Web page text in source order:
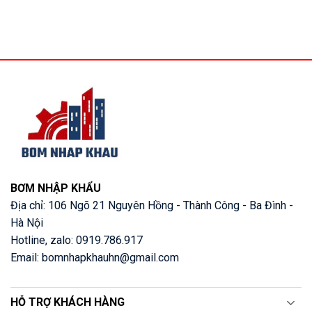
BƠM NHẬP KHẨU
Địa chỉ: 106 Ngõ 21 Nguyên Hồng - Thành Công - Ba Đình -
Hà Nội
Hotline, zalo: 0919.786.917
Email: bomnhapkhauhn@gmail.com
HỖ TRỢ KHÁCH HÀNG